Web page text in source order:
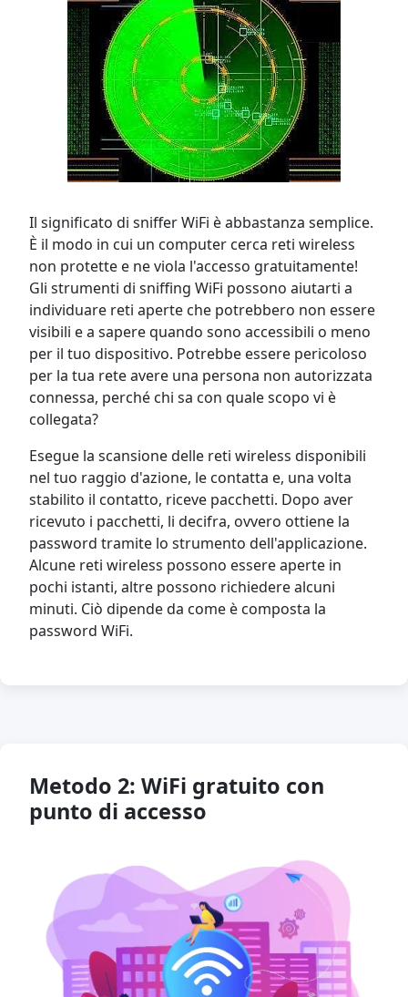
Il significato di sniffer WiFi è abbastanza semplice.
È il modo in cui un computer cerca reti wireless
non protette e ne viola l'accesso gratuitamente!
Gli strumenti di sniffing WiFi possono aiutarti a
individuare reti aperte che potrebbero non essere
visibili e a sapere quando sono accessibili o meno
per il tuo dispositivo. Potrebbe essere pericoloso
per la tua rete avere una persona non autorizzata
connessa, perché chi sa con quale scopo vi è
collegata?
Esegue la scansione delle reti wireless disponibili
nel tuo raggio d'azione, le contatta e, una volta
stabilito il contatto, riceve pacchetti. Dopo aver
ricevuto i pacchetti, li decifra, ovvero ottiene la
password tramite lo strumento dell'applicazione.
Alcune reti wireless possono essere aperte in
pochi istanti, altre possono richiedere alcuni
minuti. Ciò dipende da come è composta la
password WiFi.
Metodo 2: WiFi gratuito con
punto di accesso